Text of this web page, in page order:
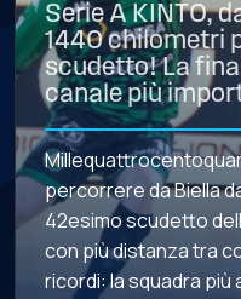
Serie A KINTO,
1440 chilometri
scudetto! La
canale più
percorrere da Biella
42esimo scudetto
con più distanza tra
ricordi: la squadra più